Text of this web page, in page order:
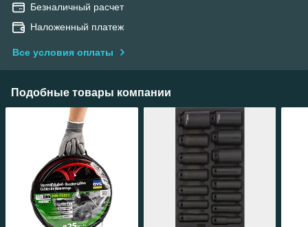
Безналичный расчет
Наложенный платеж
Все условия оплаты
Подобные товары компании